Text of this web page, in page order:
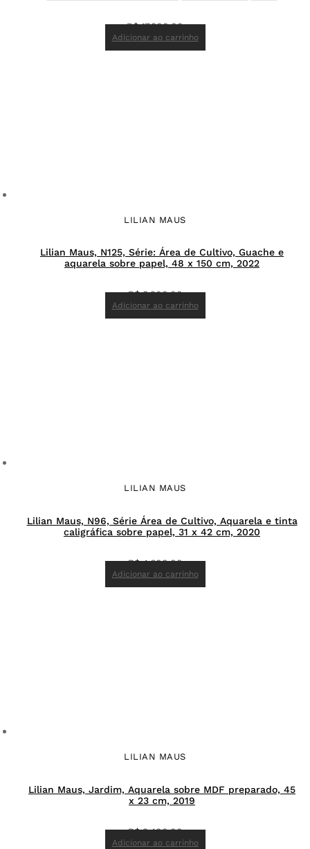
R$17.800,00
Adicionar ao carrinho
LILIAN MAUS
Lilian Maus, N125, Série: Área de Cultivo, Guache e
aquarela sobre papel, 48 x 150 cm, 2022
R$8.900,00
Adicionar ao carrinho
LILIAN MAUS
Lilian Maus, N96, Série Área de Cultivo, Aquarela e tinta
caligráfica sobre papel, 31 x 42 cm, 2020
R$4.600,00
Adicionar ao carrinho
LILIAN MAUS
Lilian Maus, Jardim, Aquarela sobre MDF preparado, 45
x 23 cm, 2019
R$3.400,00
Adicionar ao carrinho